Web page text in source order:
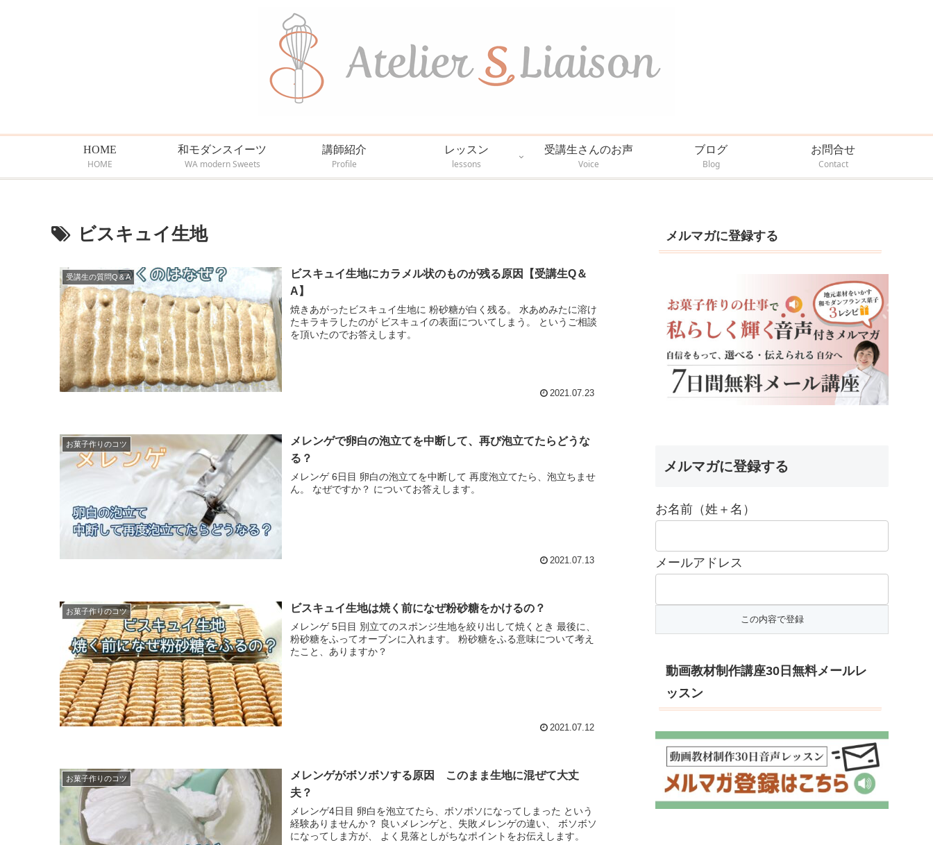
HOME
HOME
和モダンスイーツ
WA modern Sweets
講師紹介
Profile
レッスン
lessons
受講生さんのお声
Voice
ブログ
Blog
お問合せ
Contact
ビスキュイ生地
受講生の質問Q＆A
ビスキュイ生地にカラメル状のものが残る原因【受講生Q＆
A】
焼きあがったビスキュイ生地に 粉砂糖が白く残る。 水あめみたに溶け
たキラキラしたのが ビスキュイの表面についてしまう。 というご相談
を頂いたのでお答えします。
2021.07.23
お菓子作りのコツ
メレンゲで卵白の泡立てを中断して、再び泡立てたらどうな
る？
メレンゲ 6日目 卵白の泡立てを中断して 再度泡立てたら、泡立ちませ
ん。 なぜですか？ についてお答えします。
2021.07.13
お菓子作りのコツ ビスキュイ生地は焼く前になぜ粉砂糖をかけるの？
メレンゲ 5日目 別立てのスポンジ生地を絞り出して焼くとき 最後に、
粉砂糖をふってオーブンに入れます。 粉砂糖をふる意味について考え
たこと、ありますか？
2021.07.12
お菓子作りのコツ
メレンゲがボソボソする原因 このまま生地に混ぜて大丈
夫？
メレンゲ4日目 卵白を泡立てたら、ボソボソになってしまった という
経験ありませんか？ 良いメレンゲと、失敗メレンゲの違い、 ボソボソ
になってしま方が、 よく見落としがちなポイントをお伝えします。
メルマガに登録する
メルマガに登録する
お名前（姓＋名）
メールアドレス
動画教材制作講座30日無料メールレ
ッスン